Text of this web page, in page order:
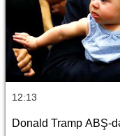
12:13
Donald Tramp ABŞ-